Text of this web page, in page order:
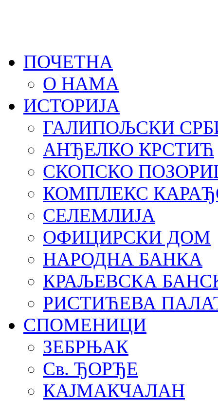
ПОЧЕТНА
О НАМА
ИСТОРИЈА
ГАЛИПОЉСКИ
АНЂЕЛКО КРСТИЋ
СКОПСКО
КОМПЛЕКС
СЕЛЕМЛИЈА
ОФИЦИРСКИ ДОМ
НАРОДНА БАНКА
КРАЉЕВСКА
РИСТИЋЕВА
СПОМЕНИЦИ
ЗЕБРЊАК
Св. ЂОРЂЕ
КАЈМАКЧАЛАН